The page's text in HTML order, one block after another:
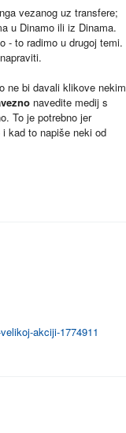
vezanog uz transfere;
u Dinamo ili iz Dinama.
- to radimo u drugoj temi.
ne bi davali klikove nekim
navedite medij s
To je potrebno jer
kad to napiše neki od
akciji-1774911